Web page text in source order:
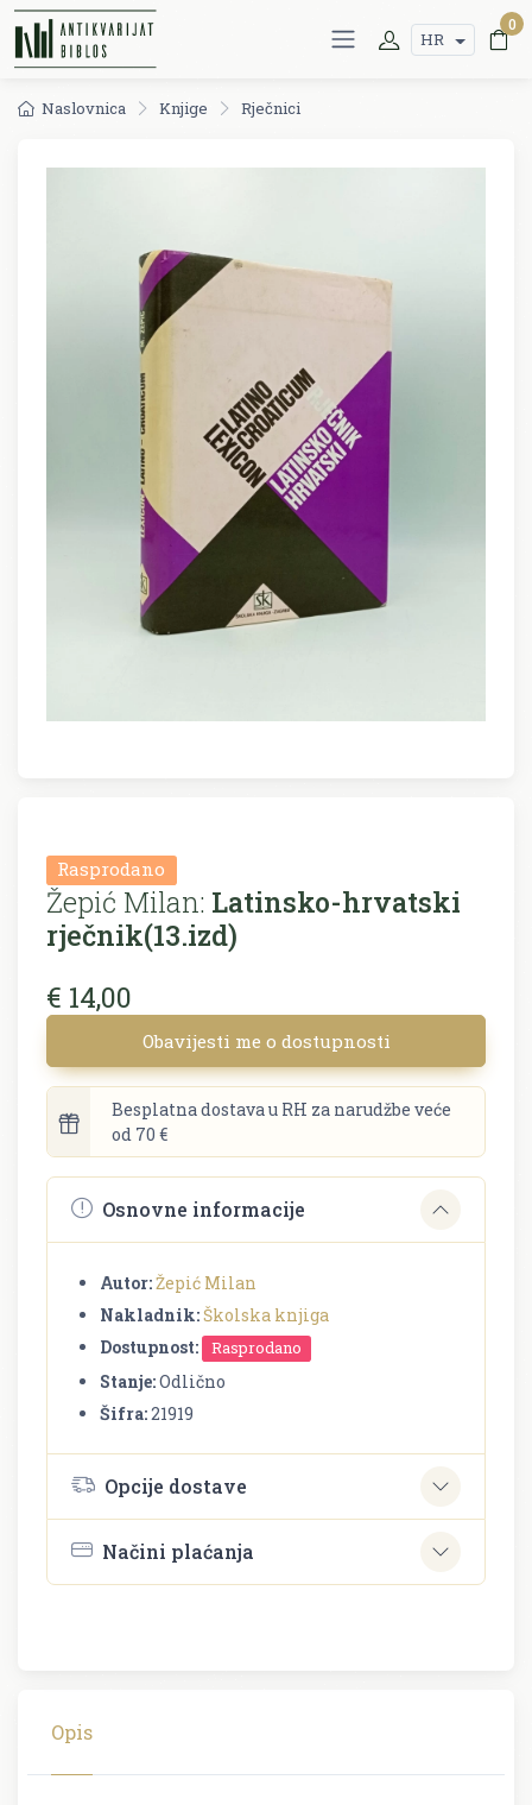
HR
0
Naslovnica Knjige Rječnici
Rasprodano
Žepić Milan: Latinsko-hrvatski
rječnik(13.izd)
€ 14,00
Obavijesti me o dostupnosti
Besplatna dostava u RH za narudžbe veće
od 70 €
Osnovne informacije
Autor:Žepić Milan
Nakladnik:Školska knjiga
Dostupnost:
Rasprodano
Stanje:Odlično
Šifra:21919
Opcije dostave
Načini plaćanja
Opis